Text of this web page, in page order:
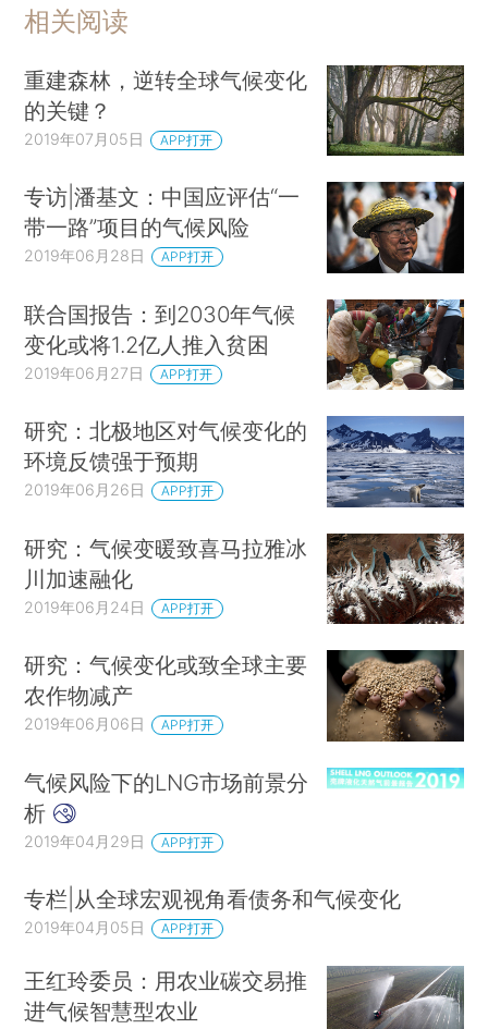
相关阅读
重建森林，逆转全球气候变化
的关键？
2019年07月05日 APP打开
专访|潘基文：中国应评估“一
带一路”项目的气候风险
2019年06月28日 APP打开
联合国报告：到2030年气候
变化或将1.2亿人推入贫困
2019年06月27日 APP打开
研究：北极地区对气候变化的
环境反馈强于预期
2019年06月26日 APP打开
研究：气候变暖致喜马拉雅冰
川加速融化
2019年06月24日 APP打开
研究：气候变化或致全球主要
农作物减产
2019年06月06日 APP打开
气候风险下的LNG市场前景分
析
2019年04月29日 APP打开
专栏|从全球宏观视角看债务和气候变化
2019年04月05日 APP打开
王红玲委员：用农业碳交易推
进气候智慧型农业